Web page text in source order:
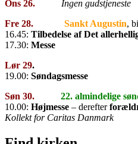
Ons 26.
Ingen gudstjeneste
Fre 28.
Sankt Augustin,
16.45: Tilbedelse af Det
17.30: Messe
Lør 29.
19.00: Søndagsmesse
Søn 30.
22. almindelige
10.00: Højmesse – derefter
Kollekt for Caritas Danmark